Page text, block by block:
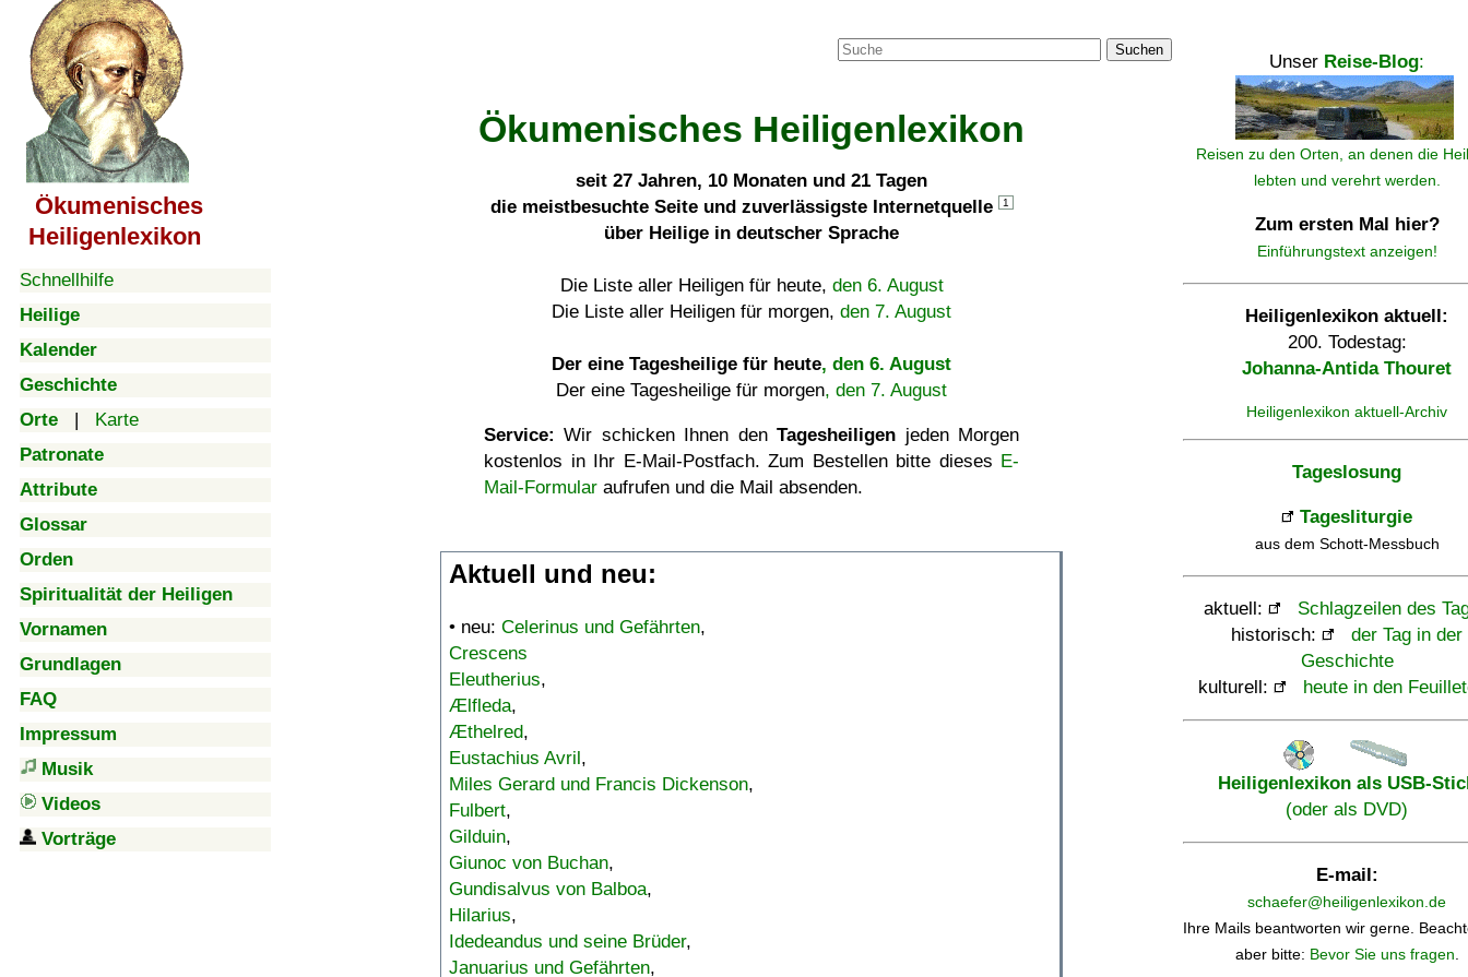
Ökumenisches
Heiligenlexikon
Schnellhilfe
Heilige
Kalender
Geschichte
Orte | Karte
Patronate
Attribute
Glossar
Orden
Spiritualität der Heiligen
Vornamen
Grundlagen
FAQ
Impressum
Musik
Videos
Vorträge
Suchen
Ökumenisches Heiligenlexikon
seit 27 Jahren, 10 Monaten und 21 Tagen
die meistbesuchte Seite und zuverlässigste Internetquelle
1
über Heilige in deutscher Sprache
Die Liste aller Heiligen für heute, den 6. August
Die Liste aller Heiligen für morgen, den 7. August
Der eine Tagesheilige für heute, den 6. August
Der eine Tagesheilige für morgen, den 7. August
Service: Wir schicken Ihnen denTagesheiligen jeden Morgen
kostenlos in Ihr E-Mail-Postfach. Zum Bestellen bitte dieses E-
Mail-Formular aufrufen und die Mail absenden.
Aktuell und neu:
• neu: Celerinus und Gefährten,
Crescens
Eleutherius,
Ælfleda,
Æthelred,
Eustachius Avril,
Miles Gerard und Francis Dickenson,
Fulbert,
Gilduin,
Giunoc von Buchan,
Gundisalvus von Balboa,
Hilarius,
Idedeandus und seine Brüder,
Januarius und Gefährten,
Unser Reise-Blog:
Reisen zu den Orten, an denen die
lebten und verehrt werden.
Zum ersten Mal hier?
Einführungstext anzeigen!
Heiligenlexikon aktuell:
200. Todestag:
Johanna-Antida Thouret
Heiligenlexikon aktuell-Archiv
Tageslosung
Tagesliturgie
aus dem Schott-Messbuch
aktuell:
Schlagzeilen des
historisch:
der Tag in der
Geschichte
kulturell:
heute in den
Heiligenlexikon als USB-
(oder als DVD)
E-mail:
schaefer@heiligenlexikon.de
Ihre Mails beantworten wir gerne.
aber bitte: Bevor Sie uns fragen.